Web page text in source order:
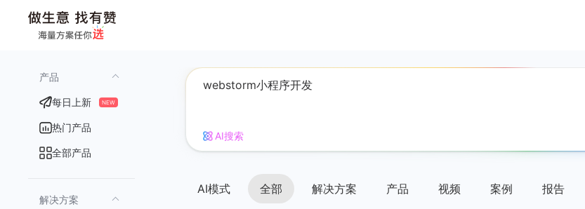
产品
每日上新 NEW
热门产品
全部产品
解决方案
AI搜索
AI模式 全部 解决方案 产品 视频 案例 报告